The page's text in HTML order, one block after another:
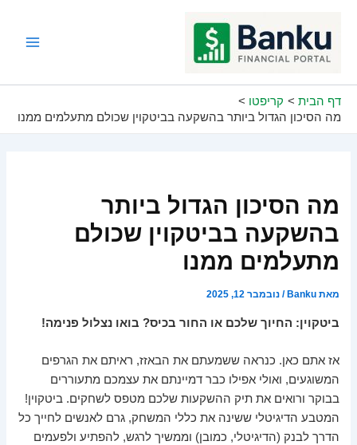
דף הבית
קריפטו
מה הסיכון הגדול ביותר בהשקעה בביטקוין שכולם מתעלמים ממנו
מה הסיכון הגדול ביותר
בהשקעה בביטקוין שכולם
מתעלמים ממנו
מאתBanku
/נובמבר 12, 2025
ביטקוין: החיוך שלכם או החור בכיס? בואו נצלול פנימה!
אז אתם כאן. כנראה ששמעתם את הבאזז, ראיתם את הגרפים
המשוגעים, ואולי אפילו כבר דמיינתם את עצמכם מתעוררים
בבוקר ורואים את תיק ההשקעות שלכם מטפס לשחקים. ביטקוין!
המטבע הדיגיטלי ששינה את כללי המשחק, גרם לאנשים לחייך כל
הדרך לבנק (הדיגיטלי, כמובן) וממשיך לרגש, להפתיע ולפעמים